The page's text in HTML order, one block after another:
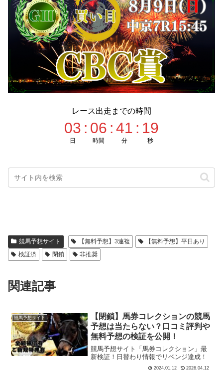
レース出走までの時間
03
日
: 06
時間
: 41
分
: 17
秒
競馬予想サイト 【無料予想】3連複
【無料予想】平日あり
検証済
閉鎖 非推奨
関連記事
競馬予想サイト
【閉鎖】馬券コレクションの競馬
予想は当たらない？口コミ評判や
無料予想の検証を公開！
競馬予想サイト「馬券コレクション」最
新検証！日替わり情報でリベンジ達成！
2024.01.12 2026.04.12